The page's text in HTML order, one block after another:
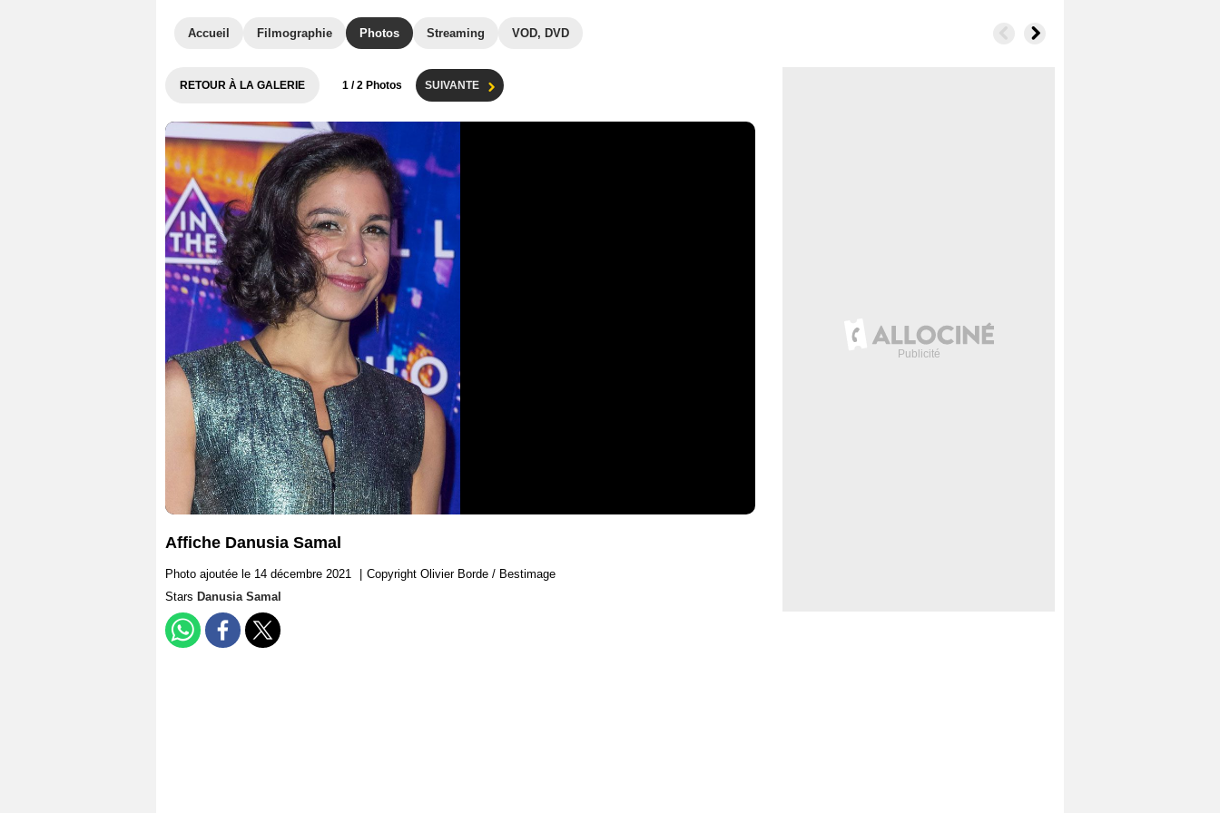
Accueil Filmographie Photos Streaming VOD, DVD
RETOUR À LA GALERIE 1 / 2 Photos SUIVANTE
Affiche Danusia Samal
Photo ajoutée le 14 décembre 2021
Copyright Olivier Borde / Bestimage
Stars Danusia Samal